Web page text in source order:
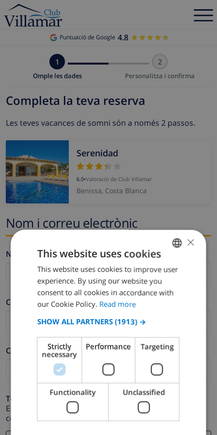
Puntuació de Google 4.8 ★★★★★
★★★★★
1
Omple les dades
2
Personalitza i confirma
Completa la teva reserva
Les teves vacances de somni són a només 2 passos.
Serenidad
6.0•Valoració de Club Villamar
Benissa, Costa Blanca
Nom i correu electrònic
Nom *
Cognom *
Correu electrònic *
Telèfon *
En cas que la direcció de correu electrònic no funcioni
correctament.
ENGLISH
DUTCH
CATALAN
ITALIAN
DANISH
NORWEGIAN
×
This website uses cookies
This website uses cookies to improve user
experience. By using our website you
consent to all cookies in accordance with
our Cookie Policy. Read more
SHOW ALL PARTNERS (1913) →
Strictly
necessary
Performance Targeting
Functionality Unclassified